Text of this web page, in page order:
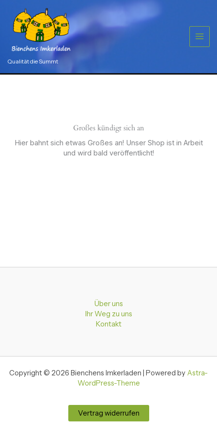
Inhalt
springen
Qualität die Summt
Großes kündigt sich an
Hier bahnt sich etwas Großes an! Unser Shop ist in Arbeit
und wird bald veröffentlicht!
Über uns
Ihr Weg zu uns
Kontakt
Copyright © 2026 Bienchens Imkerladen | Powered by Astra-
WordPress-Theme
Vertrag widerrufen